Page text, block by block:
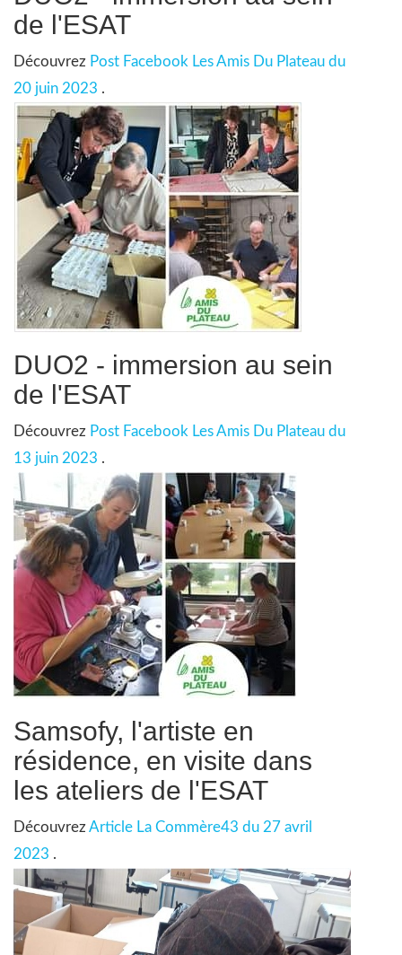
de l'ESAT
Découvrez Post Facebook Les Amis Du Plateau du
20 juin 2023 .
DUO2 - immersion au sein
de l'ESAT
Découvrez Post Facebook Les Amis Du Plateau du
13 juin 2023 .
Samsofy, l'artiste en
résidence, en visite dans
les ateliers de l'ESAT
DécouvrezArticle La Commère43 du 27 avril
2023 .